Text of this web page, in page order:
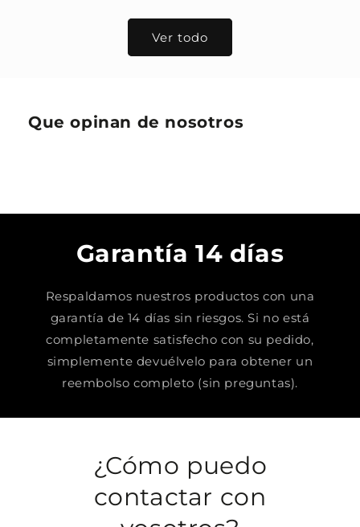
Ver todo
Que opinan de nosotros
Garantía 14 días
Respaldamos nuestros productos con una
garantía de 14 días sin riesgos. Si no está
completamente satisfecho con su pedido,
simplemente devuélvelo para obtener un
reembolso completo (sin preguntas).
¿Cómo puedo
contactar con